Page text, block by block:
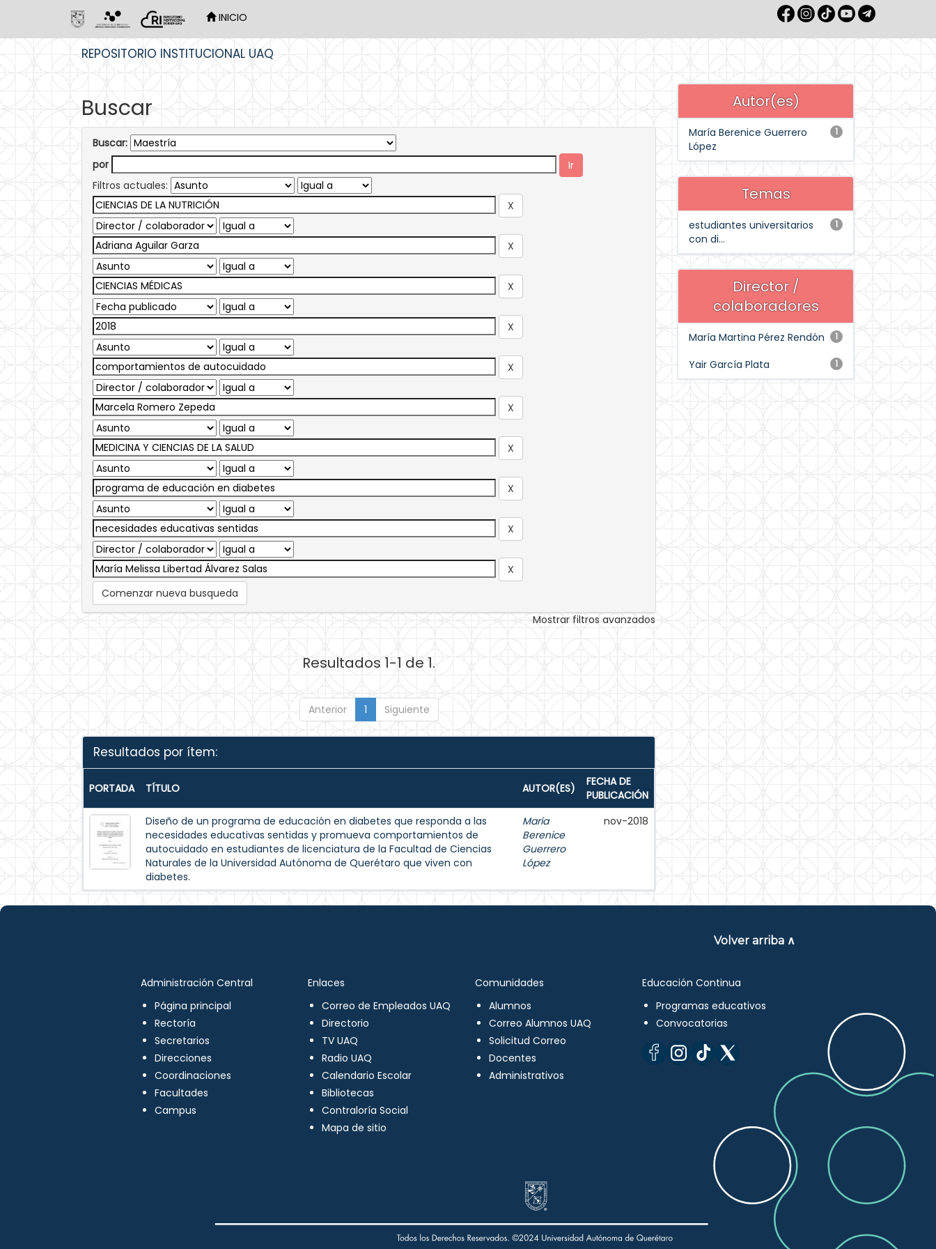
INICIO
REPOSITORIO INSTITUCIONAL UAQ
Buscar
Buscar:
por
Filtros actuales:
Comenzar nueva busqueda
Mostrar filtros avanzados
Resultados 1-1 de 1.
Anterior 1 Siguiente
Resultados por ítem:
PORTADA TÍTULO AUTOR(ES)
FECHA DE
PUBLICACIÓN
Diseño de un programa de educación en diabetes que responda a las
necesidades educativas sentidas y promueva comportamientos de
autocuidado en estudiantes de licenciatura de la Facultad de Ciencias
Naturales de la Universidad Autónoma de Querétaro que viven con
diabetes.
María
Berenice
Guerrero
López
nov-2018
Autor(es)
1
María Berenice Guerrero
López
Temas
1
estudiantes universitarios
con di...
Director /
colaboradores
1
María Martina Pérez Rendón
1
Yair García Plata
Volver arriba ∧
Administración Central
Página principal
Rectoría
Secretarios
Direcciones
Coordinaciones
Facultades
Campus
Enlaces
Correo de Empleados UAQ
Directorio
TV UAQ
Radio UAQ
Calendario Escolar
Bibliotecas
Contraloría Social
Mapa de sitio
Comunidades
Alumnos
Correo Alumnos UAQ
Solicitud Correo
Docentes
Administrativos
Educación Continua
Programas educativos
Convocatorias